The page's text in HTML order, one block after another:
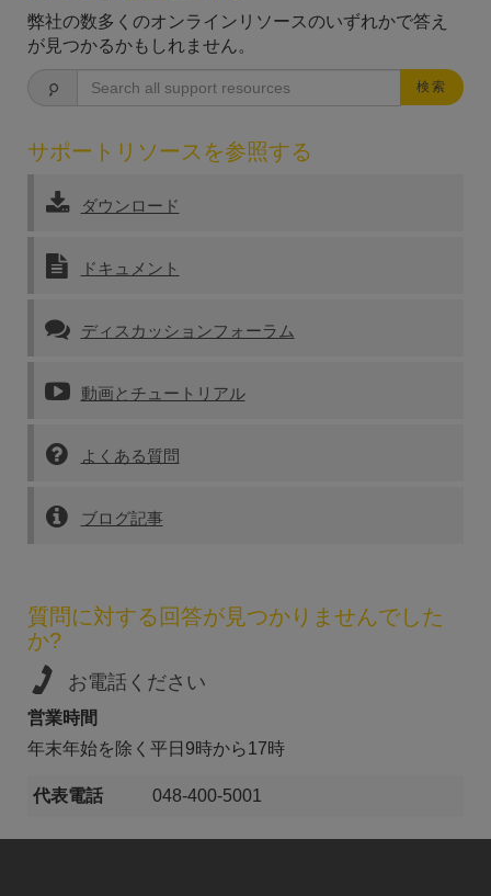
弊社の数多くのオンラインリソースのいずれかで答え
が見つかるかもしれません。
検索
サポートリソースを参照する
ダウンロード
ドキュメント
ディスカッションフォーラム
動画とチュートリアル
よくある質問
ブログ記事
質問に対する回答が見つかりませんでした
か?
お電話ください
営業時間
年末年始を除く平日9時から17時
代表電話 048-400-5001